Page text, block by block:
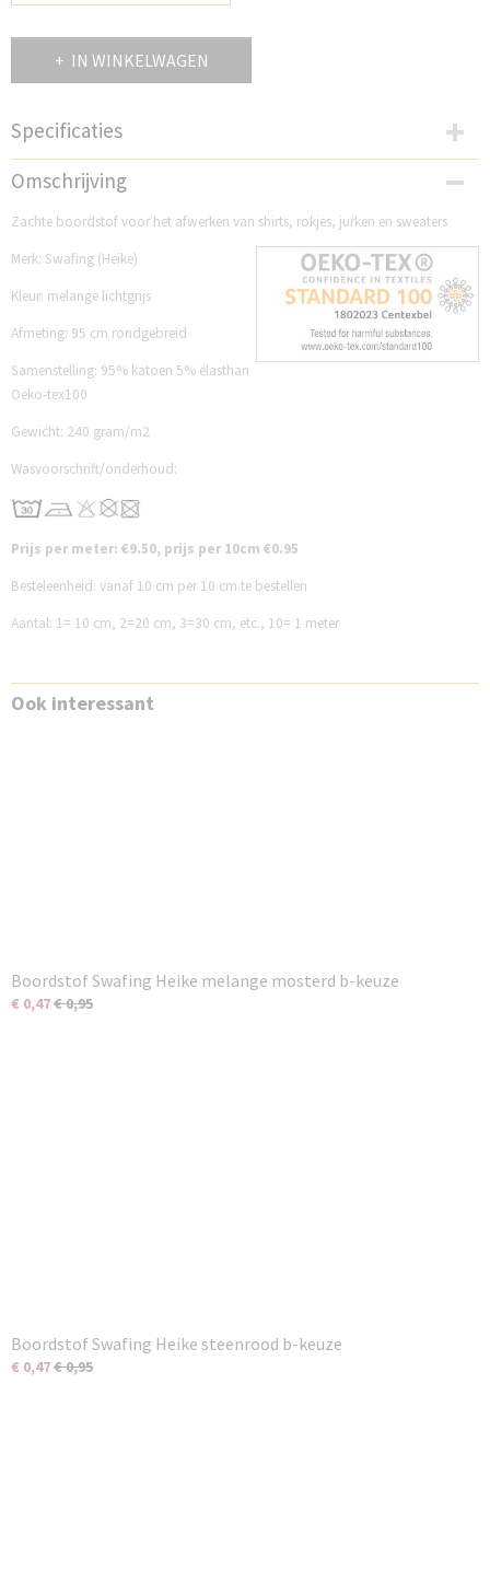
IN WINKELWAGEN
Specificaties
Productcode
SWBH1183G
Omschrijving
Zachte boordstof voor het afwerken van shirts, rokjes, jurken en sweaters
Merk: Swafing (Heike)
Kleur: melange lichtgrijs
Afmeting: 95 cm rondgebreid
Samenstelling: 95% katoen 5% elasthan
Oeko-tex100
Gewicht: 240 gram/m2
Wasvoorschrift/onderhoud:
Prijs per meter: €9.50, prijs per 10cm €0.95
Besteleenheid: vanaf 10 cm per 10 cm te bestellen
Aantal: 1= 10 cm, 2=20 cm, 3=30 cm, etc., 10= 1 meter
Ook interessant
Boordstof Swafing Heike melange mosterd b-keuze
€ 0,47€ 0,95
Boordstof Swafing Heike steenrood b-keuze
€ 0,47€ 0,95